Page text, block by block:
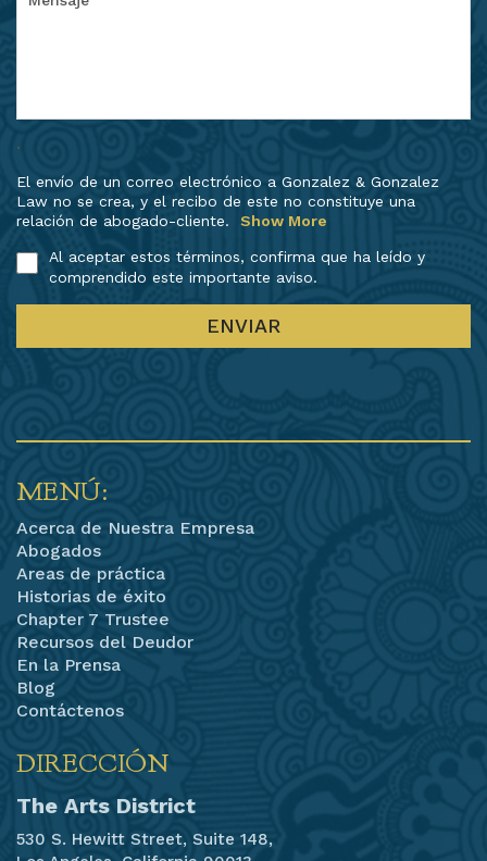
.
El envío de un correo electrónico a Gonzalez & Gonzalez
Law no se crea, y el recibo de este no constituye una
relación de abogado-cliente.
Show More
Al aceptar estos términos, confirma que ha leído y
comprendido este importante aviso.
MENÚ:
Acerca de Nuestra Empresa
Abogados
Areas de práctica
Historias de éxito
Chapter 7 Trustee
Recursos del Deudor
En la Prensa
Blog
Contáctenos
DIRECCIÓN
The Arts District
530 S. Hewitt Street, Suite 148,